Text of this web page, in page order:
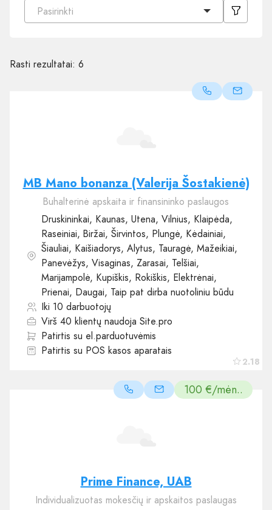
Pasirinkti
Rasti rezultatai: 6
2.18
MB Mano bonanza (Valerija Šostakienė)
Buhalterinė apskaita ir finansininko paslaugos
Druskininkai, Kaunas, Utena, Vilnius, Klaipėda,
Raseiniai, Biržai, Širvintos, Plungė, Kėdainiai,
Šiauliai, Kaišiadorys, Alytus, Tauragė, Mažeikiai,
Panevėžys, Visaginas, Zarasai, Telšiai,
Marijampolė, Kupiškis, Rokiškis, Elektrėnai,
Prienai, Daugai, Taip pat dirba nuotoliniu būdu
Iki 10 darbuotojų
Virš 40 klientų naudoja Site.pro
Patirtis su el.parduotuvėmis
Patirtis su POS kasos aparatais
100 €/mėn..
Prime Finance, UAB
Individualizuotas mokesčių ir apskaitos paslaugas